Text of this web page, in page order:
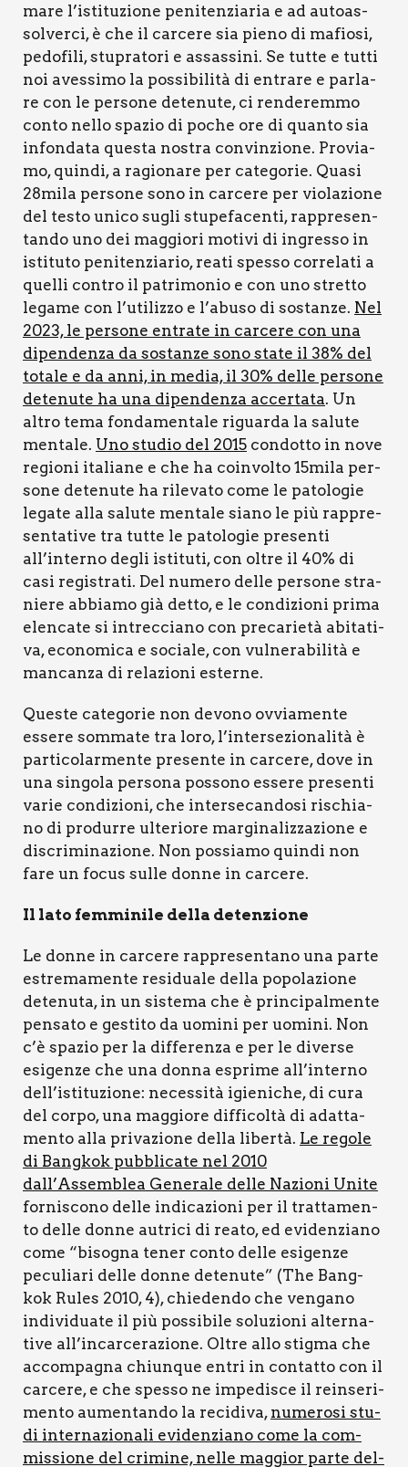
ma­re l’istituzione peni­ten­zia­ria e ad autoas­
sol­ver­ci, è che il car­ce­re sia pie­no di mafio­si,
pedo­fi­li, stu­pra­to­ri e assas­si­ni. Se tut­te e tut­ti
noi aves­si­mo la pos­si­bi­li­tà di entra­re e par­la­
re con le per­so­ne dete­nu­te, ci ren­de­rem­mo
con­to nel­lo spa­zio di poche ore di quan­to sia
infon­da­ta que­sta nostra con­vin­zio­ne. Pro­via­
mo, quin­di, a ragio­na­re per cate­go­rie. Qua­si
28mila per­so­ne sono in car­ce­re per vio­la­zio­ne
del testo uni­co sugli stu­pe­fa­cen­ti, rap­pre­sen­
tan­do uno dei mag­gio­ri moti­vi di ingres­so in
isti­tu­to peni­ten­zia­rio, rea­ti spes­so cor­re­la­ti a
quel­li con­tro il patri­mo­nio e con uno stret­to
lega­me con l’utilizzo e l’abuso di sostan­ze. Nel
2023, le per­so­ne entra­te in car­ce­re con una
dipen­den­za da sostan­ze sono sta­te il 38% del
tota­le e da anni, in media, il 30% del­le per­so­ne
dete­nu­te ha una dipen­den­za accer­ta­ta. Un
altro tema fon­da­men­ta­le riguar­da la salu­te
men­ta­le. Uno stu­dio del 2015 con­dot­to in nove
regio­ni ita­lia­ne e che ha coin­vol­to 15mila per­
so­ne dete­nu­te ha rile­va­to come le pato­lo­gie
lega­te alla salu­te men­ta­le sia­no le più rap­pre­
sen­ta­ti­ve tra tut­te le pato­lo­gie pre­sen­ti
all’interno degli isti­tu­ti, con oltre il 40% di
casi regi­stra­ti. Del nume­ro del­le per­so­ne stra­
nie­re abbia­mo già det­to, e le con­di­zio­ni pri­ma
elen­ca­te si intrec­cia­no con pre­ca­rie­tà abi­ta­ti­
va, eco­no­mi­ca e socia­le, con vul­ne­ra­bi­li­tà e
man­can­za di rela­zio­ni ester­ne.
Que­ste cate­go­rie non devo­no ovvia­men­te
esse­re som­ma­te tra loro, l’intersezionalità è
par­ti­co­lar­men­te pre­sen­te in car­ce­re, dove in
una sin­go­la per­so­na pos­so­no esse­re pre­sen­ti
varie con­di­zio­ni, che inter­se­can­do­si rischia­
no di pro­dur­re ulte­rio­re mar­gi­na­liz­za­zio­ne e
discri­mi­na­zio­ne. Non pos­sia­mo quin­di non
fare un focus sul­le don­ne in car­ce­re.
Il lato fem­mi­ni­le del­la deten­zio­ne
Le don­ne in car­ce­re rap­pre­sen­ta­no una par­te
estre­ma­men­te resi­dua­le del­la popo­la­zio­ne
dete­nu­ta, in un siste­ma che è prin­ci­pal­men­te
pen­sa­to e gesti­to da uomi­ni per uomi­ni. Non
c’è spa­zio per la dif­fe­ren­za e per le diver­se
esi­gen­ze che una don­na espri­me all’interno
dell’istituzione: neces­si­tà igie­ni­che, di cura
del cor­po, una mag­gio­re dif­fi­col­tà di adat­ta­
men­to alla pri­va­zio­ne del­la liber­tà. Le rego­le
di Ban­g­kok pub­bli­ca­te nel 2010
dall’Assemblea Gene­ra­le del­le Nazio­ni Uni­te
for­ni­sco­no del­le indi­ca­zio­ni per il trat­ta­men­
to del­le don­ne autri­ci di rea­to, ed evi­den­zia­no
come “biso­gna tener con­to del­le esi­gen­ze
pecu­lia­ri del­le don­ne dete­nu­te” (The Ban­g­
kok Rules 2010, 4), chie­den­do che ven­ga­no
indi­vi­dua­te il più pos­si­bi­le solu­zio­ni alter­na­
ti­ve all’incarcerazione. Oltre allo stig­ma che
accom­pa­gna chiun­que entri in con­tat­to con il
car­ce­re, e che spes­so ne impe­di­sce il rein­se­ri­
men­to aumen­tan­do la reci­di­va, nume­ro­si stu­
di inter­na­zio­na­li evi­den­zia­no come la com­
mis­sio­ne del cri­mi­ne, nel­le mag­gior par­te del­